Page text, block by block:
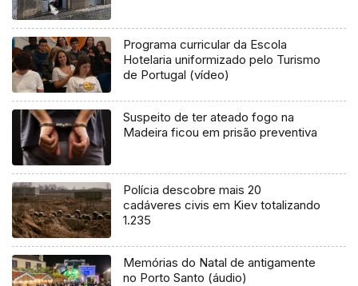
Programa curricular da Escola
Hotelaria uniformizado pelo Turismo
de Portugal (vídeo)
Suspeito de ter ateado fogo na
Madeira ficou em prisão preventiva
Polícia descobre mais 20
cadáveres civis em Kiev totalizando
1.235
Memórias do Natal de antigamente
no Porto Santo (áudio)